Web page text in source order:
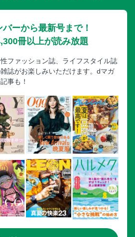
ーから最新号まで！
冊以上が読み放題
ファッション誌、ライフスタイル誌
誌がお楽しみいただけます。dマガ
事も！